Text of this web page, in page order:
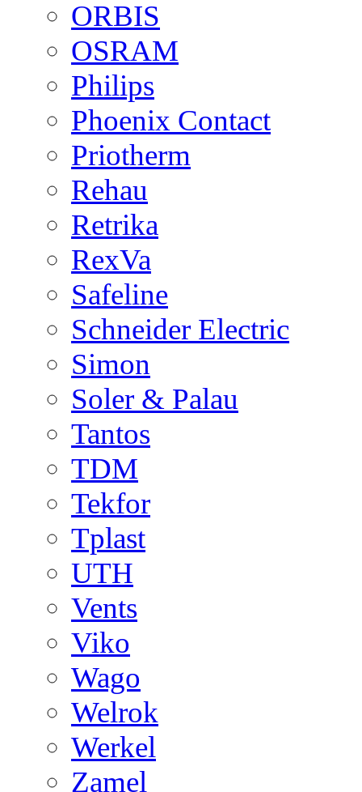
ORBIS
OSRAM
Philips
Phoenix Contact
Priotherm
Rehau
Retrika
RexVa
Safeline
Schneider Electric
Simon
Soler & Palau
Tantos
TDM
Tekfor
Tplast
UTH
Vents
Viko
Wago
Welrok
Werkel
Zamel